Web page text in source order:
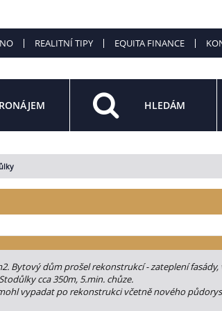
REALITNÍ TIPY EQUITA FINANCE
HLEDÁM
Bytový dům prošel rekonstrukcí - zateplení
cca 350m, 5.min. chůze.
vypadat po rekonstrukci včetně nového